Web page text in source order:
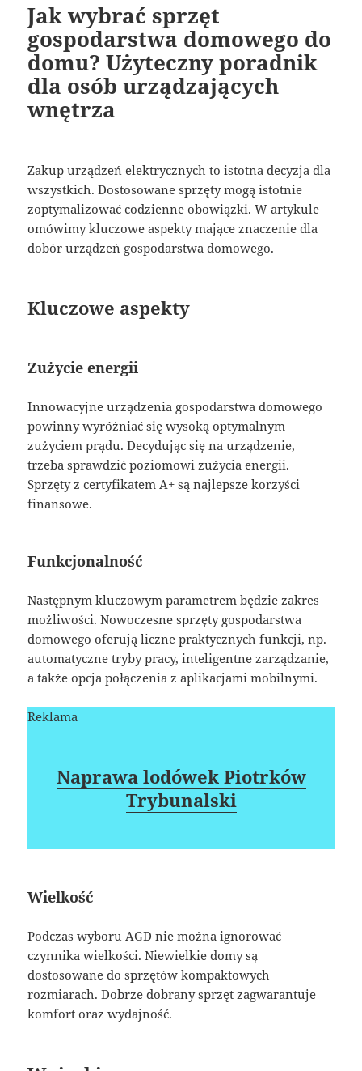
Jak wybrać sprzęt
gospodarstwa domowego do
domu? Użyteczny poradnik
dla osób urządzających
wnętrza
Zakup urządzeń elektrycznych to istotna decyzja dla
wszystkich. Dostosowane sprzęty mogą istotnie
zoptymalizować codzienne obowiązki. W artykule
omówimy kluczowe aspekty mające znaczenie dla
dobór urządzeń gospodarstwa domowego.
Kluczowe aspekty
Zużycie energii
Innowacyjne urządzenia gospodarstwa domowego
powinny wyróżniać się wysoką optymalnym
zużyciem prądu. Decydując się na urządzenie,
trzeba sprawdzić poziomowi zużycia energii.
Sprzęty z certyfikatem A+ są najlepsze korzyści
finansowe.
Funkcjonalność
Następnym kluczowym parametrem będzie zakres
możliwości. Nowoczesne sprzęty gospodarstwa
domowego oferują liczne praktycznych funkcji, np.
automatyczne tryby pracy, inteligentne zarządzanie,
a także opcja połączenia z aplikacjami mobilnymi.
Reklama
Naprawa lodówek Piotrków
Trybunalski
Wielkość
Podczas wyboru AGD nie można ignorować
czynnika wielkości. Niewielkie domy są
dostosowane do sprzętów kompaktowych
rozmiarach. Dobrze dobrany sprzęt zagwarantuje
komfort oraz wydajność.